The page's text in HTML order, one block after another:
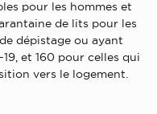
pour les hommes et
de lits pour les
dépistage ou ayant
et 160 pour celles qui
vers le logement.